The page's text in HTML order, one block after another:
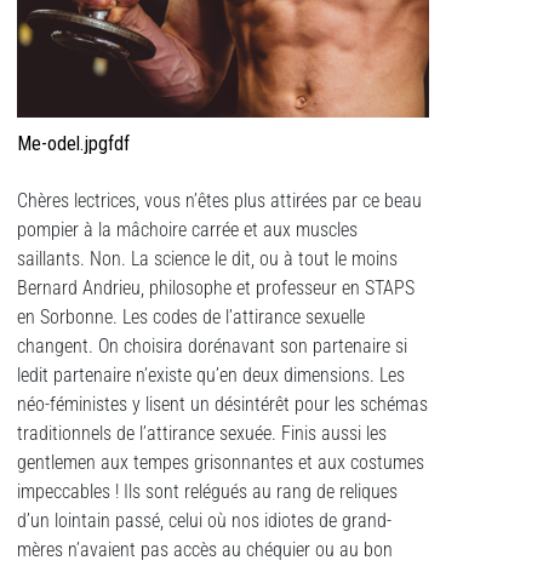
Me-odel.jpgfdf
Chères lectrices, vous n’êtes plus attirées par ce beau
pompier à la mâchoire carrée et aux muscles
saillants. Non. La science le dit, ou à tout le moins
Bernard Andrieu, philosophe et professeur en STAPS
en Sorbonne. Les codes de l’attirance sexuelle
changent. On choisira dorénavant son partenaire si
ledit partenaire n’existe qu’en deux dimensions. Les
néo-féministes y lisent un désintérêt pour les schémas
traditionnels de l’attirance sexuée. Finis aussi les
gentlemen aux tempes grisonnantes et aux costumes
impeccables ! Ils sont relégués au rang de reliques
d’un lointain passé, celui où nos idiotes de grand-
mères n’avaient pas accès au chéquier ou au bon